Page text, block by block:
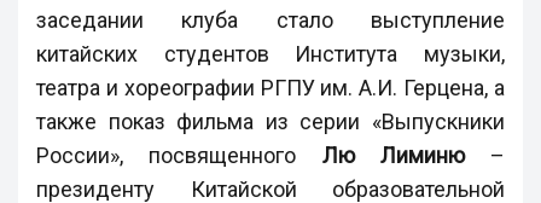
заседании клуба стало выступление
китайских студентов Института музыки,
театра и хореографии РГПУ им. А.И. Герцена, а
также показ фильма из серии «Выпускники
России», посвященного Лю Лиминю–
президенту Китайской образовательной